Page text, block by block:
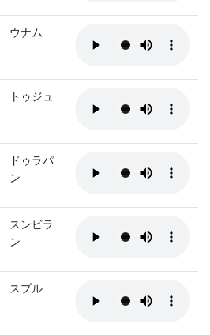
ウナム
トゥジュ
ドゥラパ
ン
スンビラ
ン
スプル